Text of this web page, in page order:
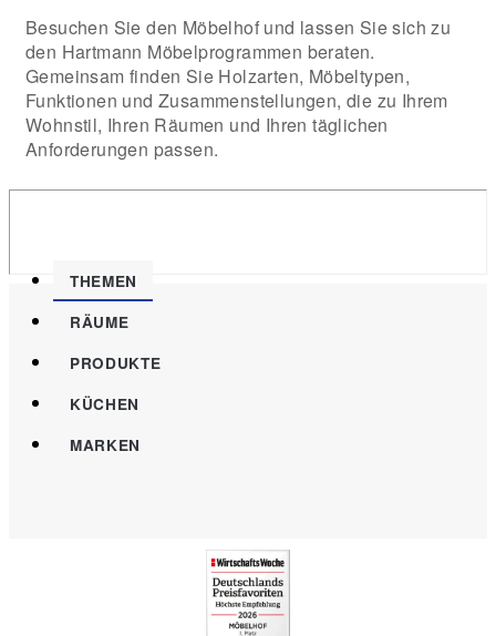
Besuchen Sie den Möbelhof und lassen Sie sich zu
den Hartmann Möbelprogrammen beraten.
Gemeinsam finden Sie Holzarten, Möbeltypen,
Funktionen und Zusammenstellungen, die zu Ihrem
Wohnstil, Ihren Räumen und Ihren täglichen
Anforderungen passen.
THEMEN
RÄUME
PRODUKTE
KÜCHEN
MARKEN